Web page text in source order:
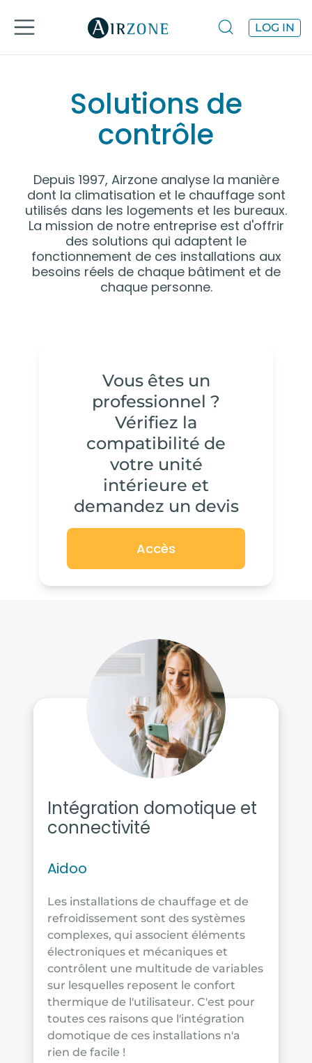
LOG IN
Solutions de
contrôle
Depuis 1997, Airzone analyse la manière
dont la climatisation et le chauffage sont
utilisés dans les logements et les bureaux.
La mission de notre entreprise est d'offrir
des solutions qui adaptent le
fonctionnement de ces installations aux
besoins réels de chaque bâtiment et de
chaque personne.
Vous êtes un
professionnel ?
Vérifiez la
compatibilité de
votre unité
intérieure et
demandez un devis
Accès
Intégration domotique et
connectivité
Aidoo
Les installations de chauffage et de
refroidissement sont des systèmes
complexes, qui associent éléments
électroniques et mécaniques et
contrôlent une multitude de variables
sur lesquelles reposent le confort
thermique de l'utilisateur. C'est pour
toutes ces raisons que l'intégration
domotique de ces installations n'a
rien de facile !